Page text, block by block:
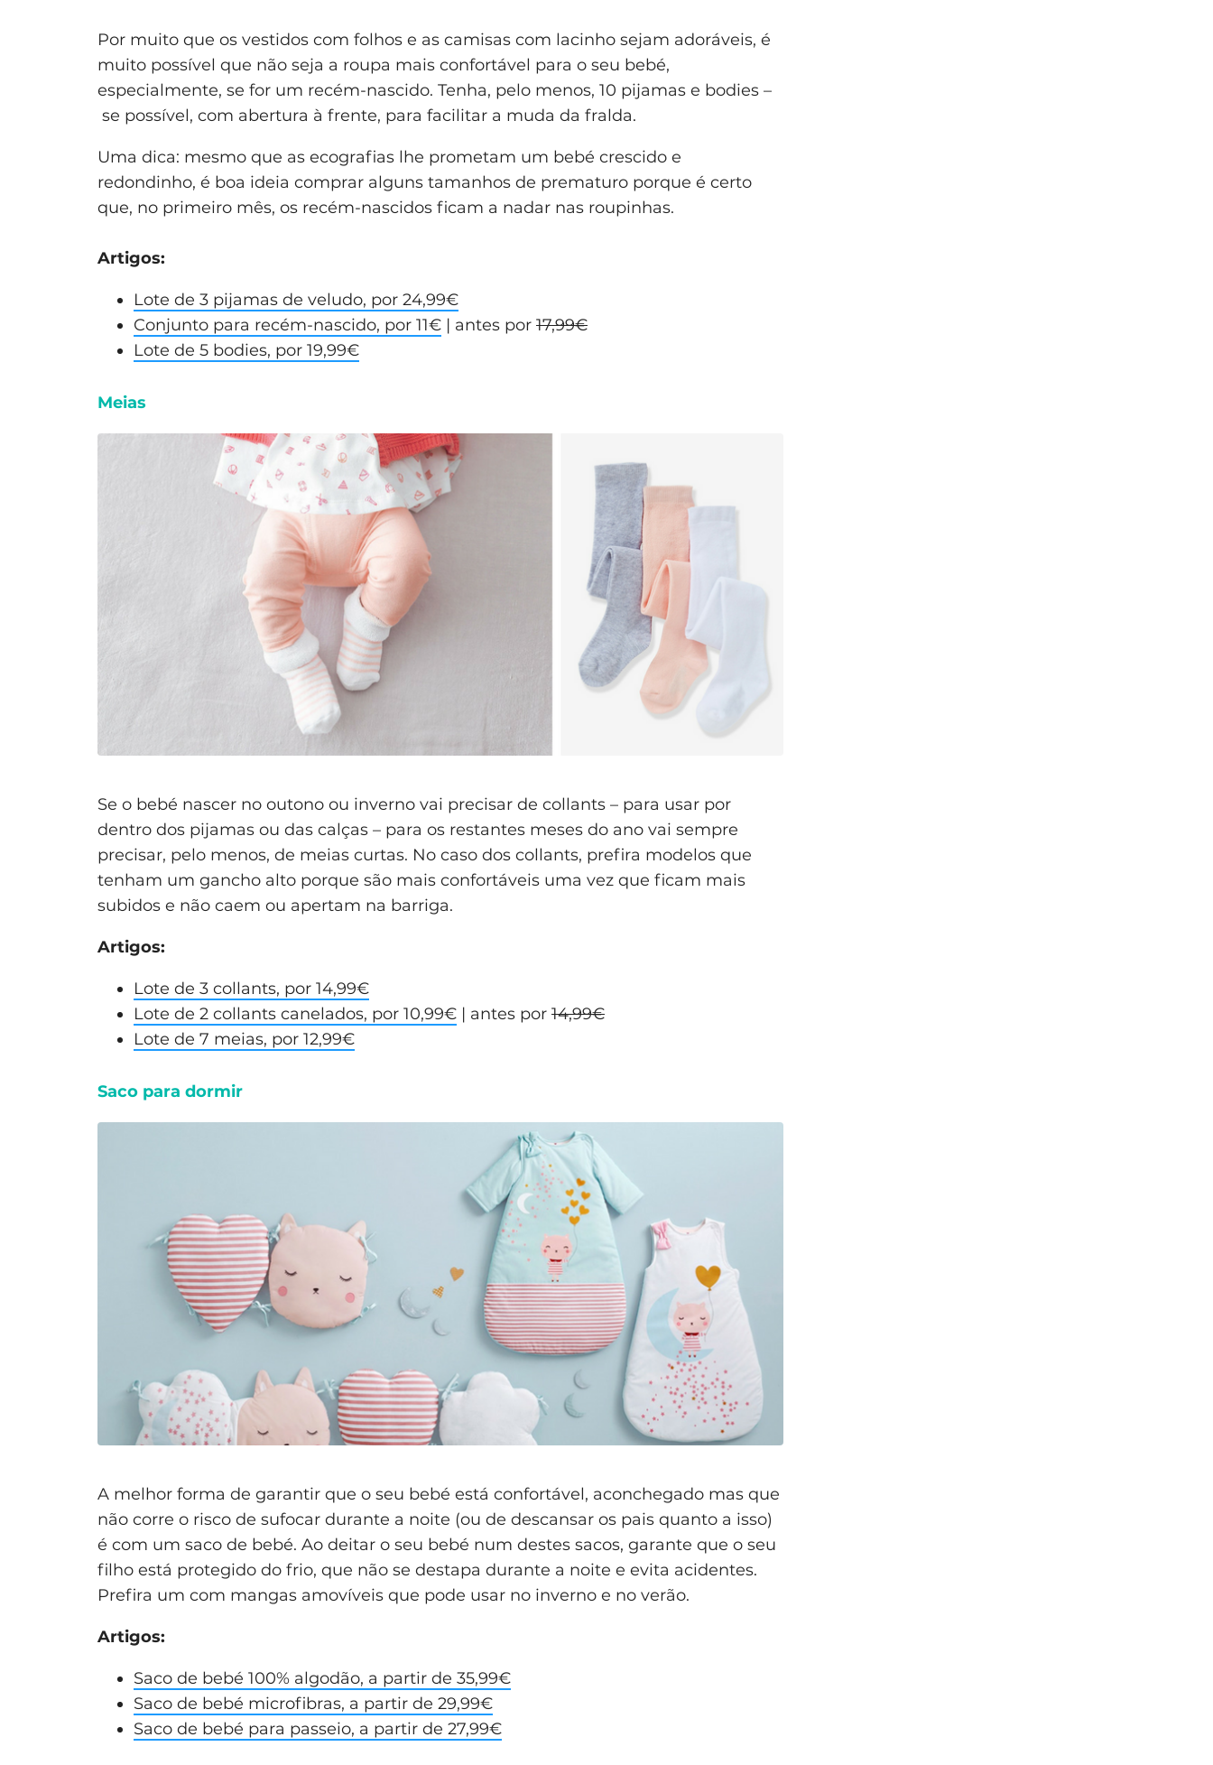
Por muito que os vestidos com folhos e as camisas com lacinho sejam adoráveis, é
muito possível que não seja a roupa mais confortável para o seu bebé,
especialmente, se for um recém-nascido. Tenha, pelo menos, 10 pijamas e bodies –
se possível, com abertura à frente, para facilitar a muda da fralda.
Uma dica: mesmo que as ecografias lhe prometam um bebé crescido e
redondinho, é boa ideia comprar alguns tamanhos de prematuro porque é certo
que, no primeiro mês, os recém-nascidos ficam a nadar nas roupinhas.
Artigos:
Lote de 3 pijamas de veludo, por 24,99€
Conjunto para recém-nascido, por 11€ | antes por 17,99€
Lote de 5 bodies, por 19,99€
Meias
Se o bebé nascer no outono ou inverno vai precisar de collants – para usar por
dentro dos pijamas ou das calças – para os restantes meses do ano vai sempre
precisar, pelo menos, de meias curtas. No caso dos collants, prefira modelos que
tenham um gancho alto porque são mais confortáveis uma vez que ficam mais
subidos e não caem ou apertam na barriga.
Artigos:
Lote de 3 collants, por 14,99€
Lote de 2 collants canelados, por 10,99€ | antes por 14,99€
Lote de 7 meias, por 12,99€
Saco para dormir
A melhor forma de garantir que o seu bebé está confortável, aconchegado mas que
não corre o risco de sufocar durante a noite (ou de descansar os pais quanto a isso)
é com um saco de bebé. Ao deitar o seu bebé num destes sacos, garante que o seu
filho está protegido do frio, que não se destapa durante a noite e evita acidentes.
Prefira um com mangas amovíveis que pode usar no inverno e no verão.
Artigos:
Saco de bebé 100% algodão, a partir de 35,99€
Saco de bebé microfibras, a partir de 29,99€
Saco de bebé para passeio, a partir de 27,99€